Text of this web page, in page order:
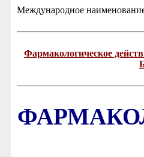
Международное
Фармакологическое